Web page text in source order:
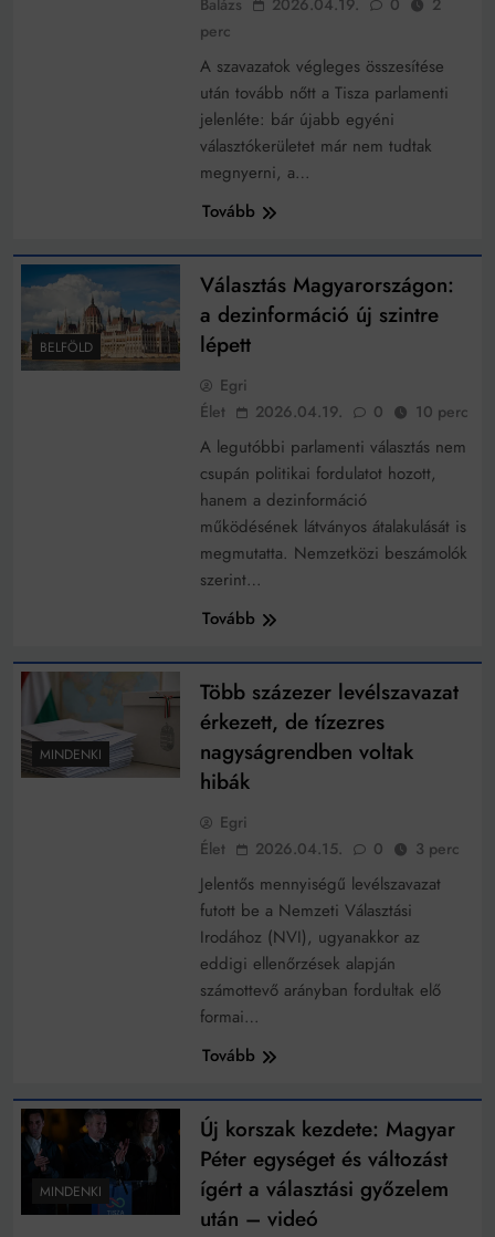
működik, ha jól van felújítva
Ingatlanpiaci szakértők szerint akár 5 százalékkal is
nőhetnek a bérleti díjak a ponthatárhirdetés után az
Munkácsy nem Krisztust szépítette meg: minket
Ahol köszönnek, ott még van város
Amikor a Tetris boldogabbá tesz, mint a szerelem
Létezik tökéletes élet: Truman is elhitte
Karinthy Frigyes: a zseni, aki belenézett a saját
koponyájába
Ki akarsz törni. De miből?
Az öregség nem csak ránc?
Az ördög még mindig Pradát visel. De te miért öltözöl
Móricz Zsigmond: falusi író vagy boncmester?
Mindenki a világot akarja uralni – de nem csak a 80-
Bitumenes lapostetők: a bevált technológia akkor
Balázs
2026.04.19. 0
2
perc
A szavazatok végleges összesítése
után tovább nőtt a Tisza parlamenti
jelenléte: bár újabb egyéni
választókerületet már nem tudtak
megnyerni, a…
Tovább
BELFÖLD
Választás Magyarországon:
a dezinformáció új szintre
lépett
Egri
Élet
2026.04.19. 0 10 perc
A legutóbbi parlamenti választás nem
csupán politikai fordulatot hozott,
hanem a dezinformáció
működésének látványos átalakulását is
megmutatta. Nemzetközi beszámolók
szerint…
Tovább
MINDENKI
Több százezer levélszavazat
érkezett, de tízezres
nagyságrendben voltak
hibák
Egri
Élet
2026.04.15. 0 3 perc
Jelentős mennyiségű levélszavazat
futott be a Nemzeti Választási
Irodához (NVI), ugyanakkor az
eddigi ellenőrzések alapján
számottevő arányban fordultak elő
formai…
Tovább
MINDENKI
Új korszak kezdete: Magyar
Péter egységet és változást
ígért a választási győzelem
után – videó